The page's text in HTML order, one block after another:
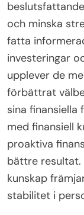
och minska
fatta
investeringar
upplever de
förbättrat
sina
med finansiell
proaktiva
bättre resultat.
kunskap
stabilitet i